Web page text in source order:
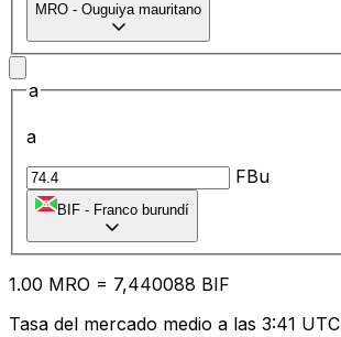
MRO - Ouguiya mauritano
a
a
FBu
BIF - Franco burundí
1.00 MRO = 7,440088 BIF
Tasa del mercado medio a las 3:41 UTC